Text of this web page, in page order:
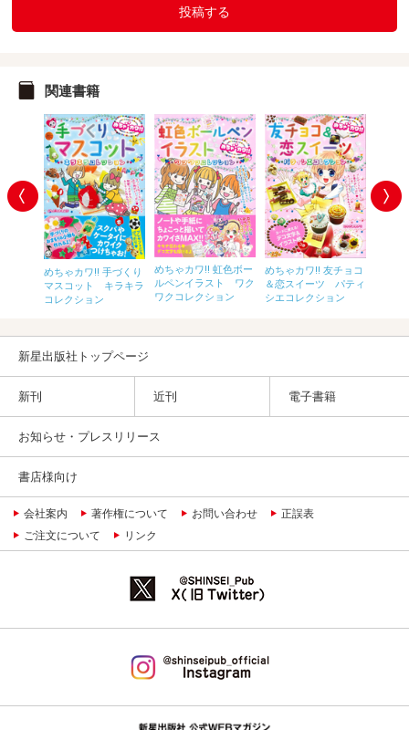
投稿する
関連書籍
めちゃカワ!! 手づくり
マスコット キラキラ
コレクション
めちゃカワ!! 虹色ボー
ルペンイラスト ワク
ワクコレクション
めちゃカワ!! 友チョコ
＆恋スイーツ パティ
シエコレクション
新星出版社トップページ
新刊 近刊 電子書籍
お知らせ・プレスリリース
書店様向け
会社案内 著作権について お問い合わせ
正誤表
ご注文について
リンク